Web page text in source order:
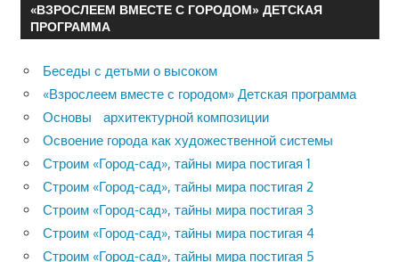
«ВЗРОСЛЕЕМ ВМЕСТЕ С ГОРОДОМ» ДЕТСКАЯ
ПРОГРАММА
Беседы с детьми о высоком
«Взрослеем вместе с городом» Детская программа
Основы архитектурной композиции
Освоение города как художественной системы
Строим «Город-сад», тайны мира постигая 1
Строим «Город-сад», тайны мира постигая 2
Строим «Город-сад», тайны мира постигая 3
Строим «Город-сад», тайны мира постигая 4
Строим «Город-сад», тайны мира постигая 5